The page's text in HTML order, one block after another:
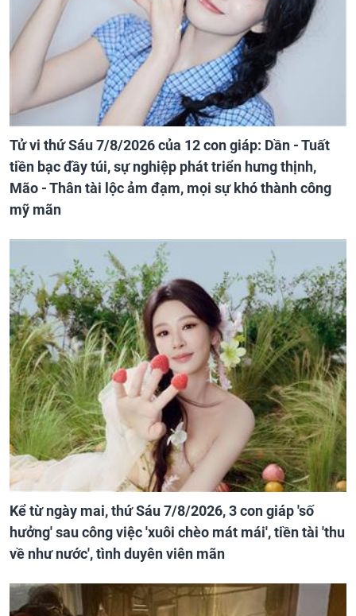
Tử vi thứ Sáu 7/8/2026 của 12 con giáp: Dần - Tuất
tiền bạc đầy túi, sự nghiệp phát triển hưng thịnh,
Mão - Thân tài lộc ảm đạm, mọi sự khó thành công
mỹ mãn
Kể từ ngày mai, thứ Sáu 7/8/2026, 3 con giáp 'số
hưởng' sau công việc 'xuôi chèo mát mái', tiền tài 'thu
về như nước', tình duyên viên mãn